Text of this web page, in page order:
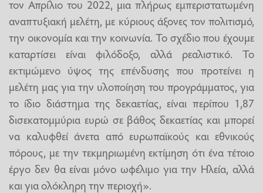
τον Απρίλιο του 2022, μια πλήρως εμπεριστατωμένη
αναπτυξιακή μελέτη, με κύριους άξονες τον πολιτισμό,
την οικονομία και την κοινωνία. Το σχέδιο που έχουμε
καταρτίσει είναι φιλόδοξο, αλλά ρεαλιστικό. Το
εκτιμώμενο ύψος της επένδυσης που προτείνει η
μελέτη μας για την υλοποίηση του προγράμματος, για
το ίδιο διάστημα της δεκαετίας, είναι περίπου 1,87
δισεκατομμύρια ευρώ σε βάθος δεκαετίας και μπορεί
να καλυφθεί άνετα από ευρωπαϊκούς και εθνικούς
πόρους, με την τεκμηριωμένη εκτίμηση ότι ένα τέτοιο
έργο δεν θα είναι μόνο ωφέλιμο για την Ηλεία, αλλά
και για ολόκληρη την περιοχή».